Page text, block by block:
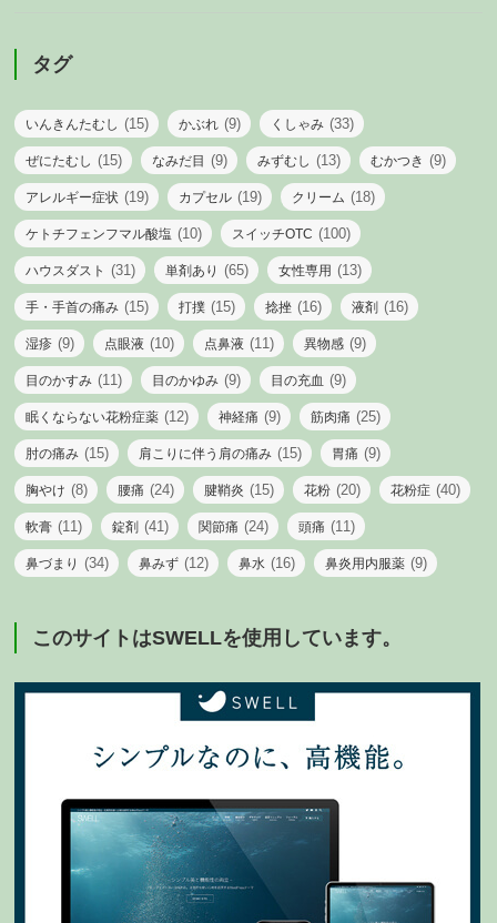
タグ
いんきんたむし (15) かぶれ (9) くしゃみ (33)
ぜにたむし (15) なみだ目 (9) みずむし (13) むかつき (9)
アレルギー症状 (19) カプセル (19) クリーム (18)
ケトチフェンフマル酸塩 (10) スイッチOTC (100)
ハウスダスト (31) 単剤あり (65) 女性専用 (13)
手・手首の痛み (15) 打撲 (15) 捻挫 (16) 液剤 (16)
湿疹 (9) 点眼液 (10) 点鼻液 (11) 異物感 (9)
目のかすみ (11) 目のかゆみ (9) 目の充血 (9)
眠くならない花粉症薬 (12) 神経痛 (9) 筋肉痛 (25)
肘の痛み (15) 肩こりに伴う肩の痛み (15) 胃痛 (9)
胸やけ (8) 腰痛 (24) 腱鞘炎 (15) 花粉 (20) 花粉症 (40)
軟膏 (11) 錠剤 (41) 関節痛 (24) 頭痛 (11)
鼻づまり (34) 鼻みず (12) 鼻水 (16) 鼻炎用内服薬 (9)
このサイトはSWELLを使用しています。